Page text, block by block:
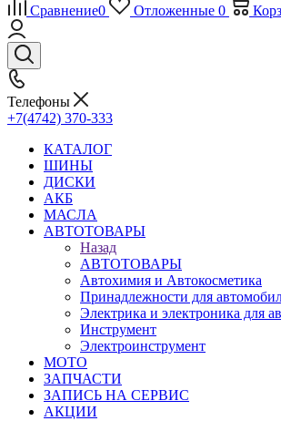
Сравнение0 Отложенные 0
Телефоны
+7(4742) 370-333
КАТАЛОГ
ШИНЫ
ДИСКИ
АКБ
МАСЛА
АВТОТОВАРЫ
Назад
АВТОТОВАРЫ
Автохимия и Автокосметика
Принадлежности для
Электрика и электроника для
Инструмент
Электроинструмент
МОТО
ЗАПЧАСТИ
ЗАПИСЬ НА СЕРВИС
АКЦИИ